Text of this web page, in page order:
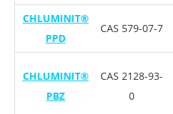
CHLUMINIT®
PPD
CAS 579-07-7
CHLUMINIT®
PBZ
CAS 2128-93-
0